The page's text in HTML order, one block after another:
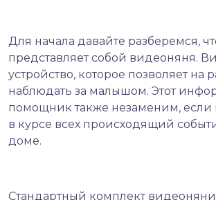
Для начала давайте разберемся,
представляет собой видеоняня.
устройство, которое позволяет на
наблюдать за малышом. Этот
помощник также незаменим, если
в курсе всех происходящий
доме.
Стандартный комплект